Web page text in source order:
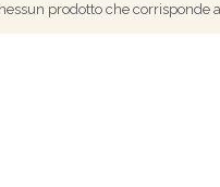
prodotto che corrisponde